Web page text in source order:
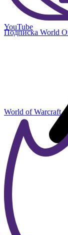
World of Warcraft
YouTube
Подписка World